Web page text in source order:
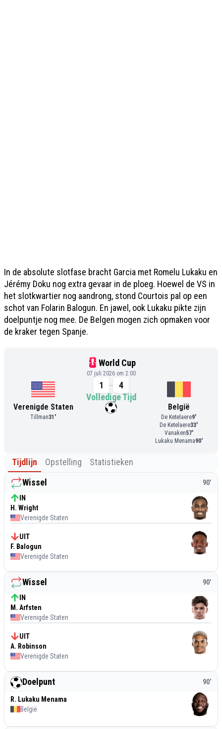
In de absolute slotfase bracht Garcia met Romelu Lukaku en
Jérémy Doku nog extra gevaar in de ploeg. Hoewel de VS in
het slotkwartier nog aandrong, stond Courtois pal op een
schot van Folarin Balogun. En jawel, ook Lukaku pikte zijn
doelpuntje nog mee. De Belgen mogen zich opmaken voor
de kraker tegen Spanje.
World Cup
07 juli 2026 om 2:00
Verenigde Staten
Tillman31 '
1
4
Volledige Tijd
België
De Ketelaere9'
De Ketelaere33'
Vanaken57'
Lukaku Menama90'
Tijdlijn Opstelling
Statistieken
Wissel
90’
IN
H. Wright
Verenigde Staten
UIT
F. Balogun
Verenigde Staten
Wissel 90’
IN
M. Arfsten
Verenigde Staten
UIT
A. Robinson
Verenigde Staten
Doelpunt 90’
R. Lukaku Menama
België